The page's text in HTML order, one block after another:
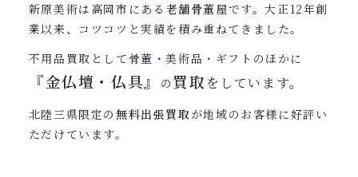
新原美術は高岡市にある 老舗骨董屋です。大正12年創
業以来、コツコツと実績を積み重ねてきました。
不用品買取として骨董・美術品・ギフトのほかに
『金仏壇・仏具』 の 買取 をしています。
北陸三県限定の無料出張買取が地域のお客様に好評い
ただけています。